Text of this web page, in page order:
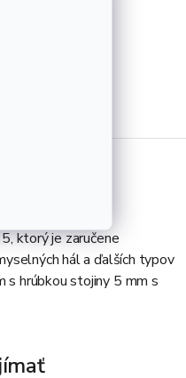
ktorý je zaručene
hál a ďalších typov
s hrúbkou stojiny 5 mm s